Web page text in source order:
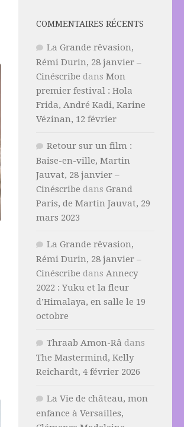
COMMENTAIRES RÉCENTS
La Grande rêvasion,
Rémi Durin, 28 janvier –
Cinéscribe dans Mon
premier festival : Hola
Frida, André Kadi, Karine
Vézinan, 12 février
Retour sur un film :
Baise-en-ville, Martin
Jauvat, 28 janvier –
Cinéscribe dans Grand
Paris, de Martin Jauvat, 29
mars 2023
La Grande rêvasion,
Rémi Durin, 28 janvier –
Cinéscribe dans Annecy
2022 : Yuku et la fleur
d’Himalaya, en salle le 19
octobre
Thraab Amon-Râ dans
The Mastermind, Kelly
Reichardt, 4 février 2026
La Vie de château, mon
enfance à Versailles,